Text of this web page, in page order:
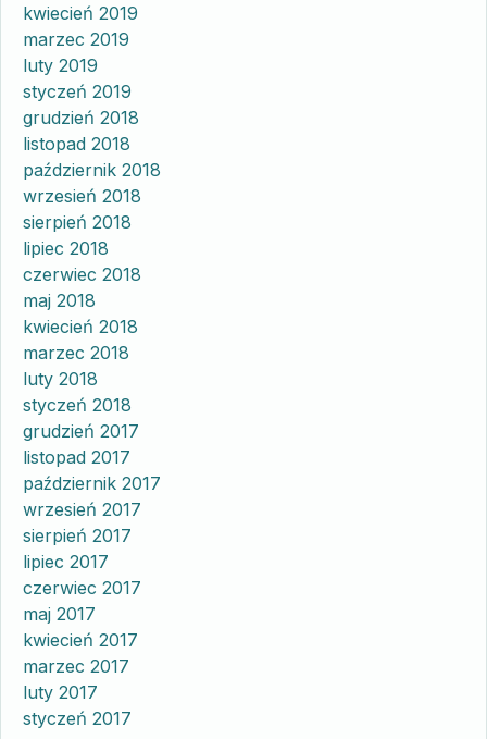
kwiecień 2019
marzec 2019
luty 2019
styczeń 2019
grudzień 2018
listopad 2018
październik 2018
wrzesień 2018
sierpień 2018
lipiec 2018
czerwiec 2018
maj 2018
kwiecień 2018
marzec 2018
luty 2018
styczeń 2018
grudzień 2017
listopad 2017
październik 2017
wrzesień 2017
sierpień 2017
lipiec 2017
czerwiec 2017
maj 2017
kwiecień 2017
marzec 2017
luty 2017
styczeń 2017